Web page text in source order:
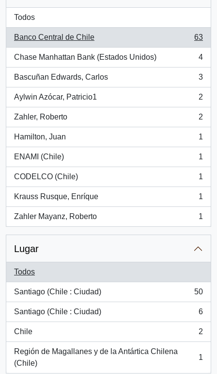
Todos
Banco Central de Chile
, 63 resultados
63
Chase Manhattan Bank (Estados Unidos)
, 4 resultados
4
Bascuñan Edwards, Carlos
, 3 resultados
3
Aylwin Azócar, Patricio1
, 2 resultados
2
Zahler, Roberto
, 2 resultados
2
Hamilton, Juan
, 1 resultados
1
ENAMI (Chile)
, 1 resultados
1
CODELCO (Chile)
, 1 resultados
1
Krauss Rusque, Enríque
, 1 resultados
1
Zahler Mayanz, Roberto
, 1 resultados
1
Lugar
Todos
Santiago (Chile : Ciudad)
, 50 resultados
50
Santiago (Chile : Ciudad)
, 6 resultados
6
Chile
, 2 resultados
2
Región de Magallanes y de la Antártica Chilena
(Chile)
, 1 resultados
1